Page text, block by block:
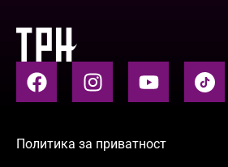
Политика за приватност